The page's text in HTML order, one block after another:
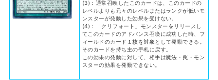
(3)：通常召喚したこのカードは、このカードの
レベルよりも元々のレベルまたはランクが低いモ
ンスターが発動した効果を受けない。
(4)：「クリフォート」モンスターをリリースし
てこのカードのアドバンス召喚に成功した時、フ
ィールドのカード１枚を対象として発動できる。
そのカードを持ち主の手札に戻す。
この効果の発動に対して、相手は魔法・罠・モン
スターの効果を発動できない。